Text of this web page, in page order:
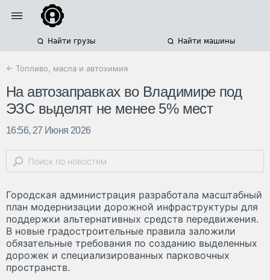
Найти грузы Найти машины
← Топливо, масла и автохимия
На автозаправках во Владимире под
ЭЗС выделят не менее 5% мест
16:56, 27 Июня 2026
Городская администрация разработала масштабный
план модернизации дорожной инфраструктуры для
поддержки альтернативных средств передвижения.
В новые градостроительные правила заложили
обязательные требования по созданию выделенных
дорожек и специализированных парковочных
пространств.